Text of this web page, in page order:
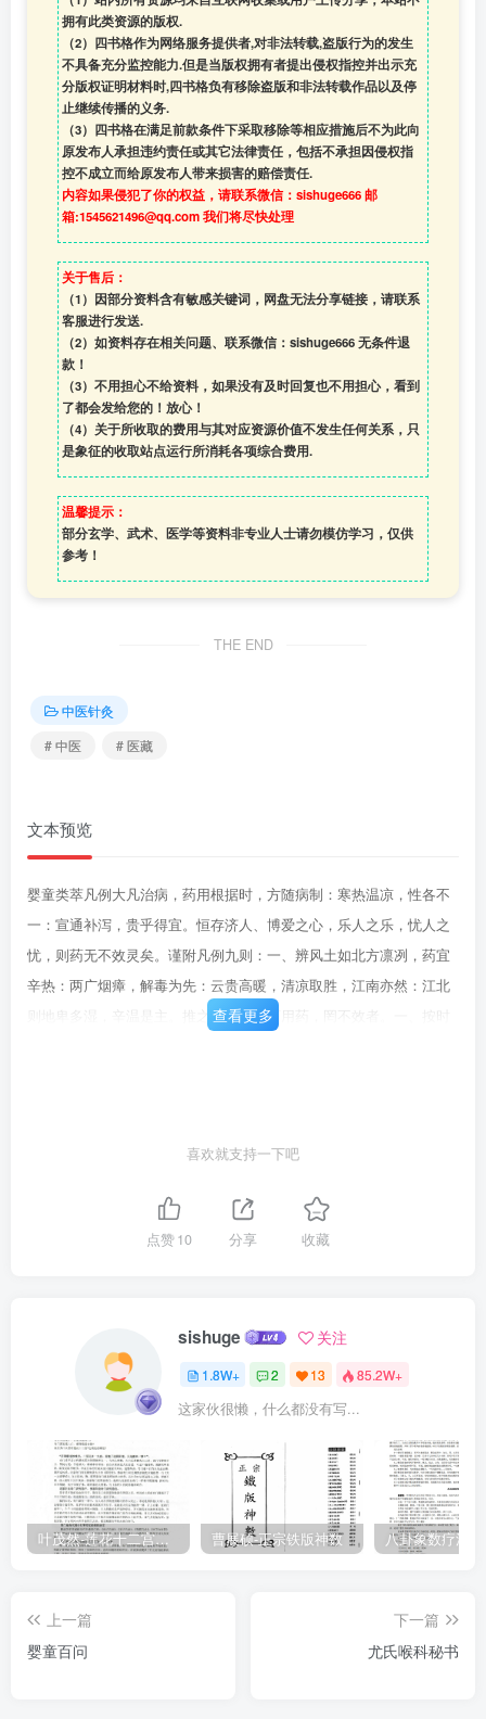
拥有此类资源的版权.
（2）四书格作为网络服务提供者,对非法转载,盗版行为的发生
不具备充分监控能力.但是当版权拥有者提出侵权指控并出示充
分版权证明材料时,四书格负有移除盗版和非法转载作品以及停
止继续传播的义务.
（3）四书格在满足前款条件下采取移除等相应措施后不为此向
原发布人承担违约责任或其它法律责任，包括不承担因侵权指
控不成立而给原发布人带来损害的赔偿责任.
内容如果侵犯了你的权益，请联系微信：sishuge666 邮
箱:1545621496@qq.com 我们将尽快处理
关于售后：
（1）因部分资料含有敏感关键词，网盘无法分享链接，请联系
客服进行发送.
（2）如资料存在相关问题、联系微信：sishuge666 无条件退
款！
（3） 不用担心不给资料，如果没有及时回复也不用担心，看到
了都会发给您的！放心！
（4） 关于所收取的费用与其对应资源价值不发生任何关系，只
是象征的收取站点运行所消耗各项综合费用.
温馨提示：
部分玄学、武术、医学等资料非专业人士请勿模仿学习，仅供
参考！
THE END
中医针灸
# 中医
# 医藏
文本预览
婴童类萃凡例大凡治病，药用根据时，方随病制：寒热温凉，性各不
一：宣通补泻，贵乎得宜。恒存济人、博爱之心，乐人之乐，忧人之
忧，则药无不效灵矣。谨附凡例九则：一、辨风土如北方凛冽，药宜
辛热：两广烟瘴，解毒为先：云贵高暖，清凉取胜，江南亦然：江北
则地卑多湿，辛温是主。推之九州风气而用药，罔不效者。一、按时
白玉饼、牛黄八宝散、牛黄丸、蝎梢饼，皆治惊之要药也。审症而
投，无有不效。非经验者不赘。一、用权凡用药当从王道之剂，即有
偶尔不效，不至伤人。若附子、蜈蚣、全蝎诸有毒之药，不可浪用。
得法，返受其害矣，举此为例，则诸毒药之可知。凡用毒剂，以甘草
煎引佐之则善矣。一、芽儿当下即下儿初生落地取迟，口吃恶秽内
蓄，腹胀不乳，亦似脐风：或乳少以食哺儿，或乳多，又将饼食哺
儿：又有将柿饼黑枣哺儿者，芽儿无知，任彼喂之，开口便纳。幼年
之妇，见儿肯吃，喜而喂之不己。余目击种种，庶不知芽儿初生，肠
胃脆薄，此物日积，何能克化，以致肚腹膨胀，呕吐发热，诸疾生
矣。病家味而不言，医者不知，苟不察而用诸惊之药，大谬之甚，欲
况小儿纯阳之体，即下未必便虚，失下迟延，日久病日甚，痞块内
作，多致不救。禁挑筋论
查看更多
喜欢就支持一下吧
点赞10 分享 收藏
sishuge 关注
1.8W+ 2 13 85.2W+
这家伙很懒，什么都没有写...
叶茂然-莲花十二宫佛家奇门面授及答疑 曹展硕-正宗铁版神数
上一篇
婴童百问
下一篇
尤氏喉科秘书